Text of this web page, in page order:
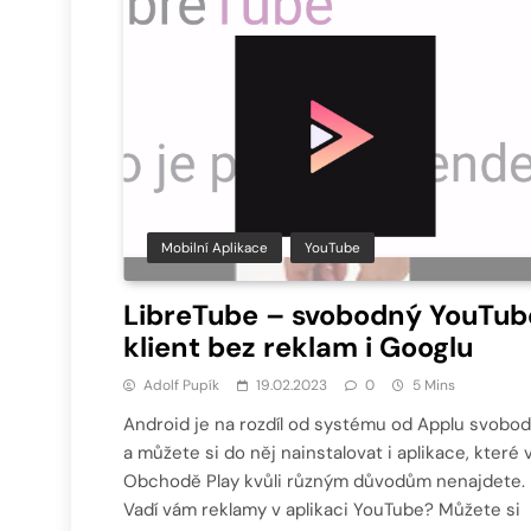
Mobilní Aplikace YouTube
LibreTube – svobodný
klient bez reklam i Googlu
Adolf Pupík 19.02.2023 0 5 Mins
Android je na rozdíl od systému od Applu
a můžete si do něj nainstalovat i aplikace, které
Obchodě Play kvůli různým důvodům nenajdete.
Vadí vám reklamy v aplikaci YouTube? Můžete si